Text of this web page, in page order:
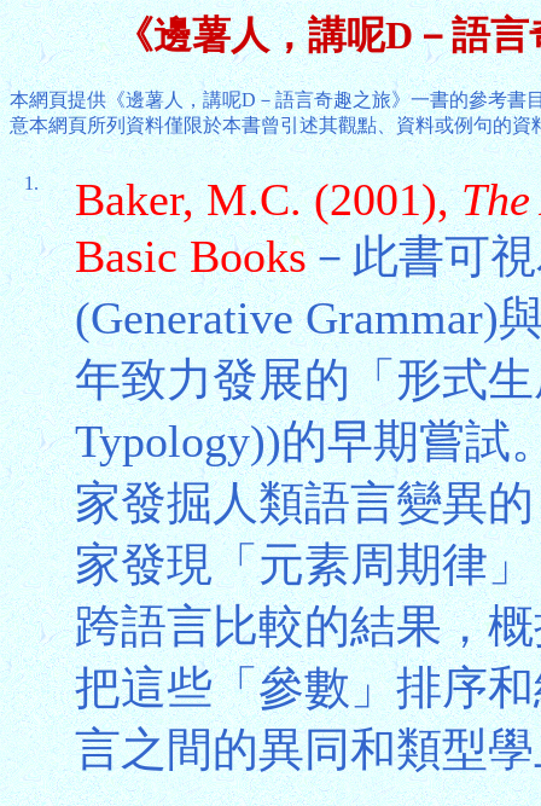
《邊薯人，講呢D－語
本網頁提供《邊薯人，講呢D－語言奇趣之旅》一書的參考
意本網頁所列資料僅限於本書曾引述其觀點、資料或例句的
1. Baker, M.C. (2001),
Basic Books－此書可
(Generative
年致力發展的「形式生
Typology))的早期嘗試
家發掘人類語言變異
家發現「元素周期律
跨語言比較的結果，
把這些「參數」排序
言之間的異同和類型